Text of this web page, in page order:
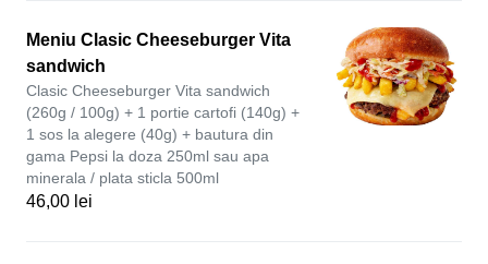
Meniu Clasic Cheeseburger Vita
sandwich
Clasic Cheeseburger Vita sandwich
(260g / 100g) + 1 portie cartofi (140g) +
1 sos la alegere (40g) + bautura din
gama Pepsi la doza 250ml sau apa
minerala / plata sticla 500ml
46,00 lei